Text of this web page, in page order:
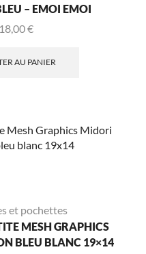
– EMOI EMOI
18,00€
AU PANIER
et pochettes
MESH GRAPHICS
BLEU BLANC 19×14